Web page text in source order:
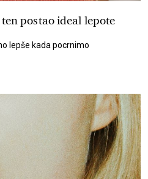
postao ideal lepote
lepše kada pocrnimo